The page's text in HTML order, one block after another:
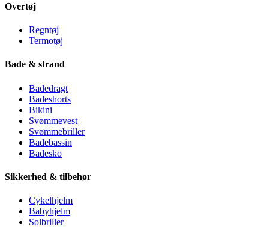
Overtøj
Regntøj
Termotøj
Bade & strand
Badedragt
Badeshorts
Bikini
Svømmevest
Svømmebriller
Badebassin
Badesko
Sikkerhed & tilbehør
Cykelhjelm
Babyhjelm
Solbriller